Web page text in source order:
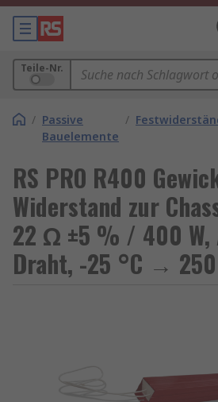
Teile-Nr.
/ Passive
Bauelemente
/
RS PRO R400
Widerstand zur
22 Ω ±5 % / 400 W,
Draht, -25 °C →